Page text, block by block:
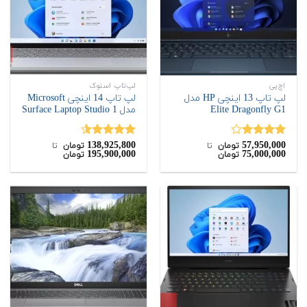
اچ‌پی
لپ تاپ 13 اینچی HP مدل
Elite Dragonfly G1
نمره
4.00از 5
57,950,000 تومان ‌ تا ‌
75,000,000 تومان
لپ‌تاپ استوک
لپ تاپ 14 اینچی Microsoft
مدل Surface Laptop Studio 1
نمره4.50
از 5
138,925,800 تومان ‌ تا ‌
195,900,000 تومان